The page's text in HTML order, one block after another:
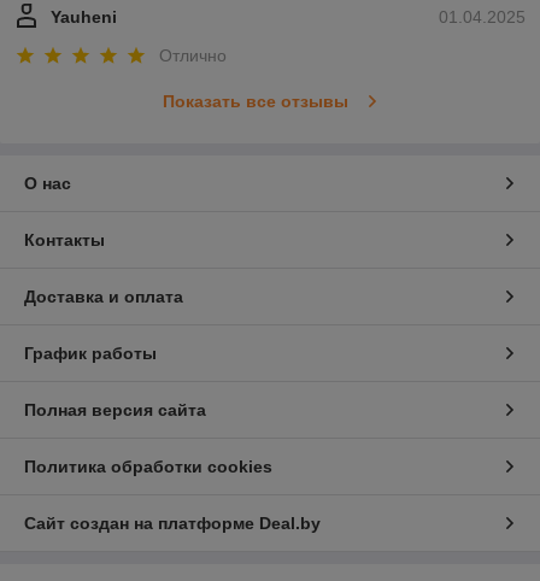
01.04.2025
Yauheni
Отлично
Показать все отзывы
О нас
Контакты
Доставка и оплата
График работы
Полная версия сайта
Политика обработки cookies
Сайт создан на платформе Deal.by